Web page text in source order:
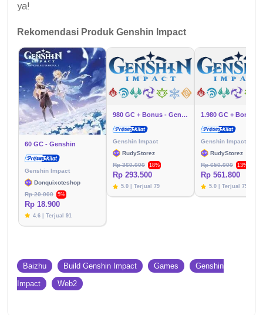
ya!
Rekomendasi Produk Genshin Impact
60 GC - Genshin
Genshin Impact
Donquixoteshop
Rp 20.000
5%
Rp 18.900
4.6 | Terjual 91
980 GC + Bonus - Genshin
Genshin Impact
RudyStorez
Rp 360.000
18%
Rp 293.500
5.0 | Terjual 79
Genshin Impact
RudyStorez
Rp 650.000
13%
Rp 561.800
5.0 | Terjual 75
Baizhu Build Genshin Impact Games
Genshin
Impact
Web2